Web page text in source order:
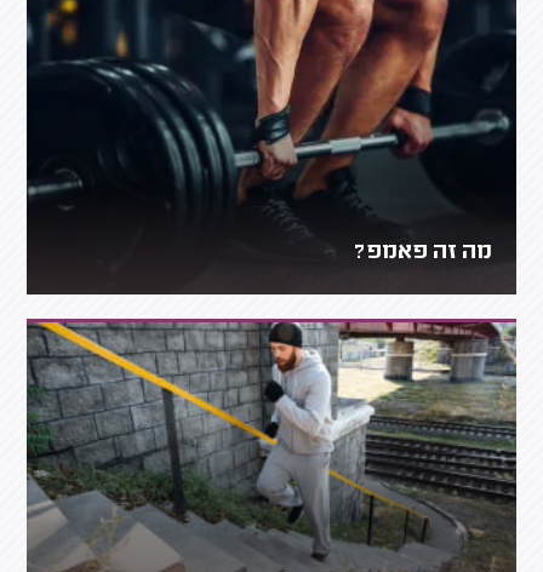
מה זה פאמפ?